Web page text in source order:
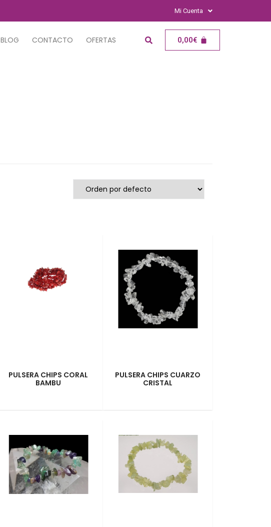
Mi Cuenta
BLOG CONTACTO OFERTAS 0,00€
PULSERA CHIPS CORAL
BAMBU
PULSERA CHIPS CUARZO
CRISTAL